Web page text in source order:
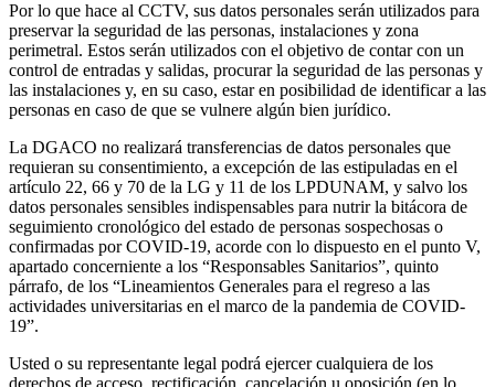
Por lo que hace al CCTV, sus datos personales serán utilizados para
preservar la seguridad de las personas, instalaciones y zona
perimetral. Estos serán utilizados con el objetivo de contar con un
control de entradas y salidas, procurar la seguridad de las personas y
las instalaciones y, en su caso, estar en posibilidad de identificar a las
personas en caso de que se vulnere algún bien jurídico.
La DGACO no realizará transferencias de datos personales que
requieran su consentimiento, a excepción de las estipuladas en el
artículo 22, 66 y 70 de la LG y 11 de los LPDUNAM, y salvo los
datos personales sensibles indispensables para nutrir la bitácora de
seguimiento cronológico del estado de personas sospechosas o
confirmadas por COVID-19, acorde con lo dispuesto en el punto V,
apartado concerniente a los “Responsables Sanitarios”, quinto
párrafo, de los “Lineamientos Generales para el regreso a las
actividades universitarias en el marco de la pandemia de COVID-
19”.
Usted o su representante legal podrá ejercer cualquiera de los